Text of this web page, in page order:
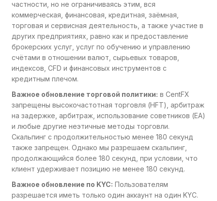
частности, но не ограничиваясь этим, вся
коммерческая, финансовая, кредитная, заёмная,
торговая и сервисная деятельность, а также участие в
других предприятиях, равно как и предоставление
брокерских услуг, услуг по обучению и управлению
счётами в отношении валют, сырьевых товаров,
индексов, CFD и финансовых инструментов с
кредитным плечом.
Важное обновление торговой политики: в CentFX
запрещены высокочастотная торговля (HFT), арбитраж
на задержке, арбитраж, использование советников (EA)
и любые другие неэтичные методы торговли.
Скальпинг с продолжительностью менее 180 секунд
также запрещен. Однако мы разрешаем скальпинг,
продолжающийся более 180 секунд, при условии, что
клиент удерживает позицию не менее 180 секунд.
Важное обновление по KYC: Пользователям
разрешается иметь только один аккаунт на один KYC.